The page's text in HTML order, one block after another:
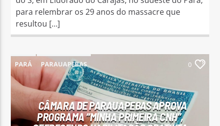
para relembrar os 29 anos do massacre que
resultou […]
PARÁ PARAUAPEBAS 0
CÂMARA DE PARAUAPEBAS APROVA
PROGRAMA “MINHA PRIMEIRA CNH”,